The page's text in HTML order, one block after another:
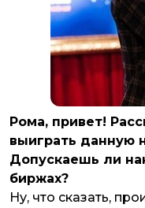
Рома, привет!
выиграть данную
Допускаешь ли
биржах?
Ну, что сказать,